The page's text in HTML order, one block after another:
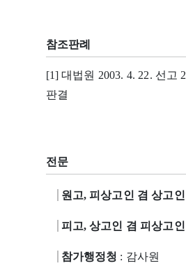
참조판례
[1] 대법원 2003. 4. 22. 선고
판결
전문
원고, 피상고인 겸 상고인
피고, 상고인 겸 피상고인
참가행정청 : 감사원